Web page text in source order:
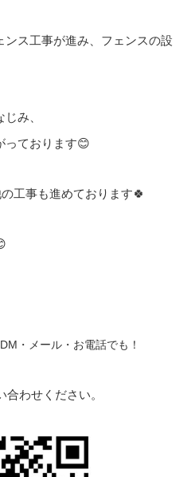
ンス工事が進み、フェンスの設
み、
っております😊
工事も進めております🍀
・メール・お電話でも！
合わせください。